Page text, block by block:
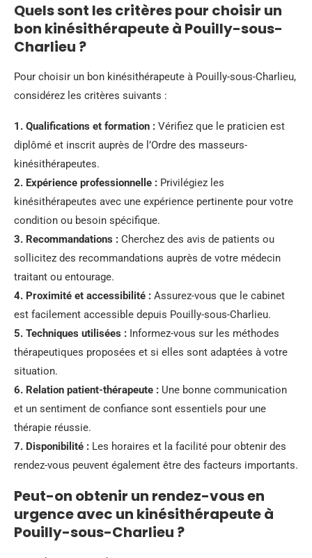
Quels sont les critères pour choisir un
bon kinésithérapeute à Pouilly-sous-
Charlieu ?
Pour choisir un bon kinésithérapeute à Pouilly-sous-Charlieu,
considérez les critères suivants :
1. Qualifications et formation : Vérifiez que le praticien est
diplômé et inscrit auprès de l’Ordre des masseurs-
kinésithérapeutes.
2. Expérience professionnelle : Privilégiez les
kinésithérapeutes avec une expérience pertinente pour votre
condition ou besoin spécifique.
3. Recommandations : Cherchez des avis de patients ou
sollicitez des recommandations auprès de votre médecin
traitant ou entourage.
4. Proximité et accessibilité : Assurez-vous que le cabinet
est facilement accessible depuis Pouilly-sous-Charlieu.
5. Techniques utilisées : Informez-vous sur les méthodes
thérapeutiques proposées et si elles sont adaptées à votre
situation.
6. Relation patient-thérapeute : Une bonne communication
et un sentiment de confiance sont essentiels pour une
thérapie réussie.
7. Disponibilité : Les horaires et la facilité pour obtenir des
rendez-vous peuvent également être des facteurs importants.
Peut-on obtenir un rendez-vous en
urgence avec un kinésithérapeute à
Pouilly-sous-Charlieu ?